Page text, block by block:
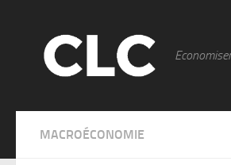
MACROÉCONOMIE